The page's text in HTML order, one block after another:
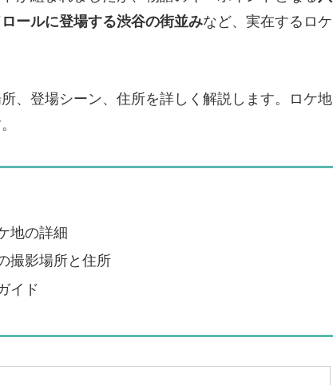
ールに登場する渋谷の街並みなど、実在するロケ
、登場シーン、住所を詳しく解説します。ロケ地
地の詳細
撮影場所と住所
イド